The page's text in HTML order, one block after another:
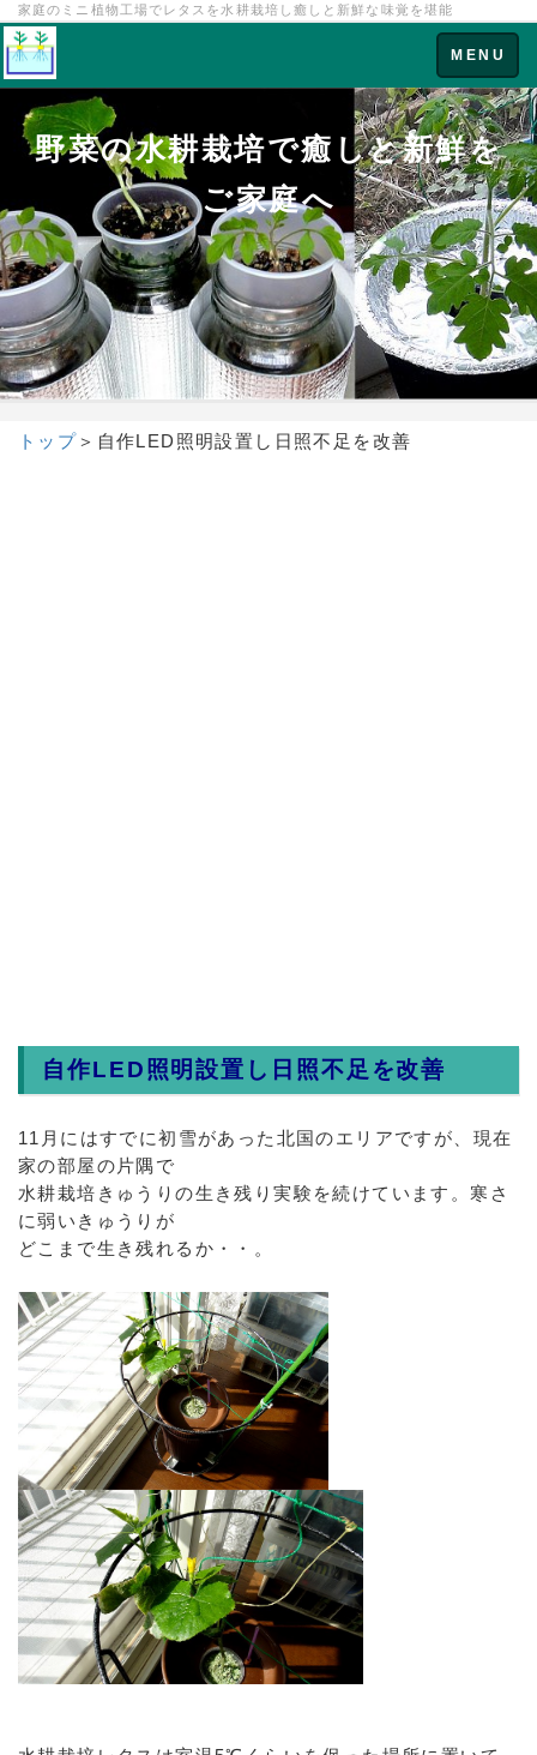
家庭のミニ植物工場でレタスを水耕栽培し癒しと新鮮な味覚を堪能
Toggle
navigation
MENU
野菜の水耕栽培で癒しと新鮮を
ご家庭へ
トップ＞ 自作LED照明設置し日照不足を改善
自作LED照明設置し日照不足を改善
11月にはすでに初雪があった北国のエリアですが、現在
家の部屋の片隅で
水耕栽培きゅうりの生き残り実験を続けています。寒さ
に弱いきゅうりが
どこまで生き残れるか・・。